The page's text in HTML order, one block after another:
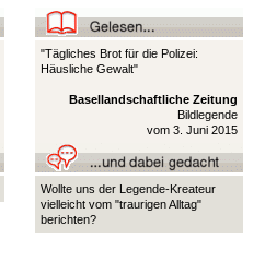
"Tägliches Brot für die Polizei:
Häusliche Gewalt"
Basellandschaftliche Zeitung
Bildlegende
vom 3. Juni 2015
Wollte uns der Legende-Kreateur
vielleicht vom "traurigen Alltag"
berichten?